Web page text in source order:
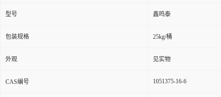
型号 鑫鸣泰
包装规格 25kg/桶
外观 见实物
CAS编号 1051375-16-6